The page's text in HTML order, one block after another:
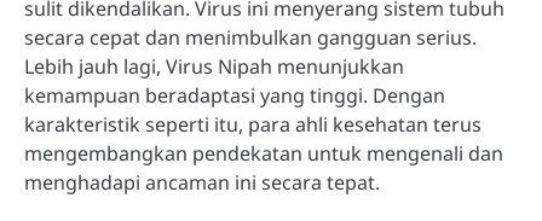
sulit dikendalikan. Virus ini menyerang sistem tubuh
secara cepat dan menimbulkan gangguan serius.
Lebih jauh lagi, Virus Nipah menunjukkan
kemampuan beradaptasi yang tinggi. Dengan
karakteristik seperti itu, para ahli kesehatan terus
mengembangkan pendekatan untuk mengenali dan
menghadapi ancaman ini secara tepat.